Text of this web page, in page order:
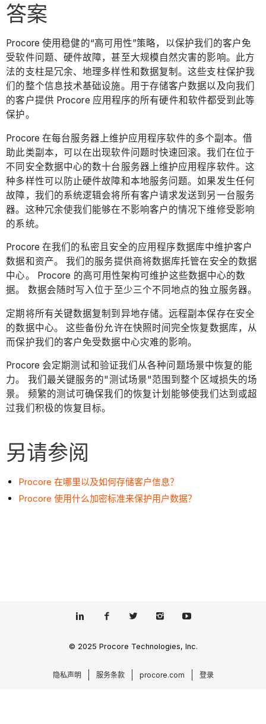
答案
Procore 使用稳健的“高可用性”策略，以保护我们的客户免
受软件问题、硬件故障，甚至大规模自然灾害的影响。此方
法的支柱是冗余、地理多样性和数据复制。这些支柱保护我
们的整个信息技术基础设施。用于存储客户数据以及向我们
的客户提供 Procore 应用程序的所有硬件和软件都受到此等
保护。
Procore 在每台服务器上维护应用程序软件的多个副本。借
助此类副本，可以在出现软件问题时快速回滚。我们在位于
不同安全数据中心的数十台服务器上维护应用程序软件。这
种多样性可以防止硬件故障和本地服务问题。如果发生任何
故障，我们的系统逻辑会将所有客户请求发送到另一台服务
器。这种冗余使我们能够在不影响客户的情况下维修受影响
的系统。
Procore 在我们的私密且安全的应用程序数据库中维护客户
数据和资产。 我们的服务提供商将数据库托管在安全的数据
中心。 Procore 的高可用性架构可维护这些数据中心的数
据。 数据会随时写入位于至少三个不同地点的独立服务器。
定期将所有关键数据复制到异地存储。远程副本保存在安全
的数据中心。 这些备份允许在快照时间完全恢复数据库，从
而保护我们的客户免受数据中心灾难的影响。
Procore 会定期测试和验证我们从各种问题场景中恢复的能
力。 我们最关键服务的"测试场景"范围到整个区域损失的场
景。 频繁的测试可确保我们的恢复计划能够使我们达到或超
过我们积极的恢复目标。
另请参阅
Procore 在哪里以及如何存储客户信息？
Procore 使用什么加密标准来保护用户数据？
© 2025 Procore Technologies, Inc.
隐私声明 服务条款 procore.com 登录